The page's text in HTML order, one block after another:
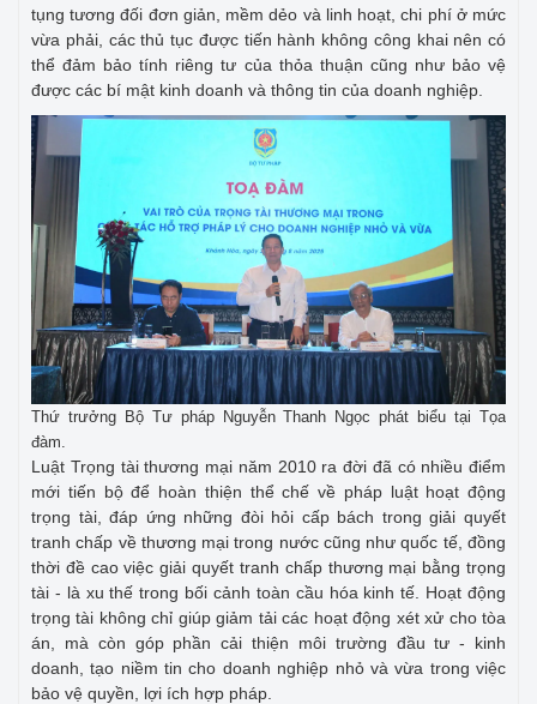
tụng tương đối đơn giản, mềm dẻo và linh hoạt, chi phí ở mức
vừa phải, các thủ tục được tiến hành không công khai nên có
thể đảm bảo tính riêng tư của thỏa thuận cũng như bảo vệ
được các bí mật kinh doanh và thông tin của doanh nghiệp.
Thứ trưởng Bộ Tư pháp Nguyễn Thanh Ngọc phát biểu tại Tọa
đàm.
Luật Trọng tài thương mại năm 2010 ra đời đã có nhiều điểm
mới tiến bộ để hoàn thiện thể chế về pháp luật hoạt động
trọng tài, đáp ứng những đòi hỏi cấp bách trong giải quyết
tranh chấp về thương mại trong nước cũng như quốc tế, đồng
thời đề cao việc giải quyết tranh chấp thương mại bằng trọng
tài - là xu thế trong bối cảnh toàn cầu hóa kinh tế. Hoạt động
trọng tài không chỉ giúp giảm tải các hoạt động xét xử cho tòa
án, mà còn góp phần cải thiện môi trường đầu tư - kinh
doanh, tạo niềm tin cho doanh nghiệp nhỏ và vừa trong việc
bảo vệ quyền, lợi ích hợp pháp.